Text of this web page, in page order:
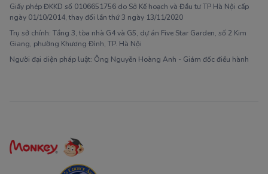
Giấy phép ĐKKD số 0106651756 do Sở Kế hoạch và Đầu tư TP Hà Nội cấp
ngày 01/10/2014, thay đổi lần thứ 3 ngày 13/11/2020
Trụ sở chính: Tầng 3, tòa nhà G4 và G5, dự án Five Star Garden, số 2 Kim
Giang, phường Khương Đình, TP. Hà Nội
Người đại diện pháp luật: Ông Nguyễn Hoàng Anh - Giám đốc điều hành